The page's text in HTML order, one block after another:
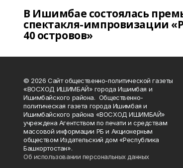
В Ишимбае состоялась
спектакля-импровизации
40 островов»
© 2026 Сайт общественно-политической газеты
«ВОСХОД ИШИМБАЙ» города Ишимбая и
Ишимбайского района. Общественно-
политическая газета города Ишимбая и
Ишимбайского района «ВОСХОД ИШИМБАЙ»
учреждена Агентством по печати и средствам
массовой информации РБ и Акционерным
обществом Издательский дом «Республика
Башкортостан».
Об использовании персональных данных